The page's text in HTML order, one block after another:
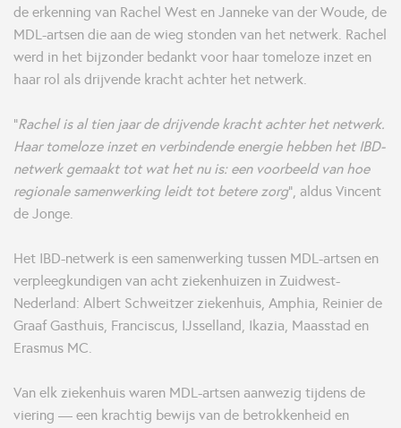
de erkenning van Rachel West en Janneke van der Woude, de
MDL-artsen die aan de wieg stonden van het netwerk. Rachel
werd in het bijzonder bedankt voor haar tomeloze inzet en
haar rol als drijvende kracht achter het netwerk.
“Rachel is al tien jaar de drijvende kracht achter het netwerk.
Haar tomeloze inzet en verbindende energie hebben het IBD-
netwerk gemaakt tot wat het nu is: een voorbeeld van hoe
regionale samenwerking leidt tot betere zorg”, aldus Vincent
de Jonge.
Het IBD-netwerk is een samenwerking tussen MDL-artsen en
verpleegkundigen van acht ziekenhuizen in Zuidwest-
Nederland: Albert Schweitzer ziekenhuis, Amphia, Reinier de
Graaf Gasthuis, Franciscus, IJsselland, Ikazia, Maasstad en
Erasmus MC.
Van elk ziekenhuis waren MDL-artsen aanwezig tijdens de
viering — een krachtig bewijs van de betrokkenheid en